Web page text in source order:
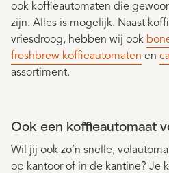
ook koffieautomaten die
zijn. Alles is mogelijk. Naast
vriesdroog, hebben wij ook
freshbrew koffieautomaten en
assortiment.
Ook een koffieautomaat
Wil jij ook zo’n snelle,
op kantoor of in de kantine? Je